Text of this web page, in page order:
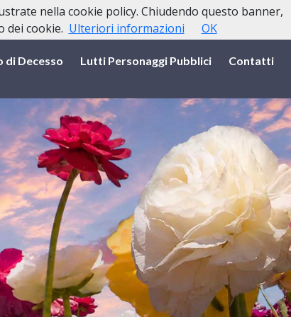
di Decesso Lutti Personaggi Pubblici Contatti
nella cookie policy. Chiudendo questo banner,
dei cookie. Ulteriori informazioni OK